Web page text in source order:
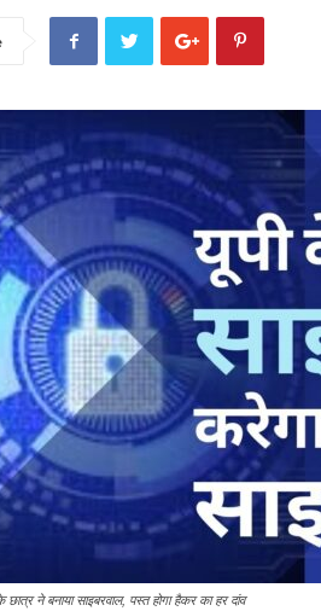
ने बनाया साइबरवाल, पस्त होगा हैकर का हर दांव